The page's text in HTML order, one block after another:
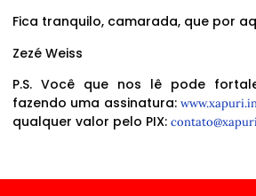
Fica tranquilo, camarada, que por
Zezé Weiss
P.S. Você que nos lê pode
fazendo uma assinatura:
qualquer valor pelo PIX: